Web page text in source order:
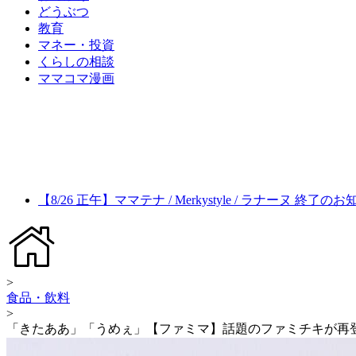
どうぶつ
教育
マネー・投資
くらしの相談
ママコマ漫画
【8/26 正午】ママテナ / Merkystyle / ラナーヌ 終了のお
>
食品・飲料
>
「きたああ」「うめぇ」【ファミマ】話題のファミチキが再